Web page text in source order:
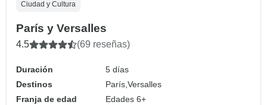
Ciudad y Cultura
París y Versalles
4.5 (69 reseñas)
Duración
5 días
Destinos
París,Versalles
Franja de edad
Edades 6+